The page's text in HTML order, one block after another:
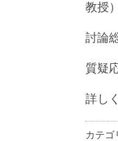
教授）
討論
質疑
詳し
カテゴ